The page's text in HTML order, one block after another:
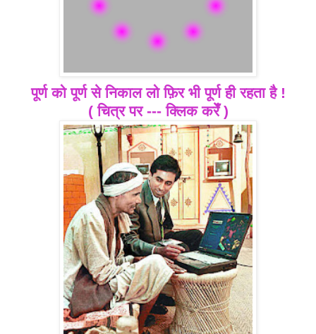
पूर्ण को पूर्ण से निकाल लो फ़िर भी पूर्ण ही रहता है !
( चित्रपर --- क्लिक करेँ )